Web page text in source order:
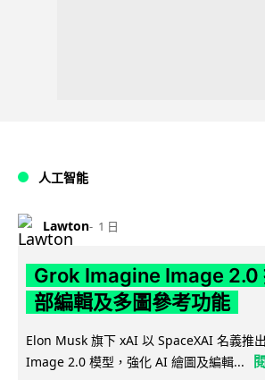
人工智能
Lawton 1 日
Grok Imagine Image 2.0
部編輯及多圖參考功能
Elon Musk 旗下 xAI 以 SpaceXAI 名義推
Image 2.0 模型，強化 AI 繪圖及編輯...